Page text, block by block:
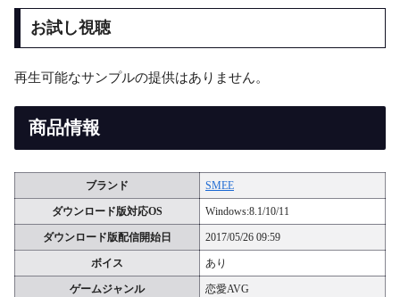
お試し視聴
再生可能なサンプルの提供はありません。
商品情報
ブランド SMEE
ダウンロード版対応OS Windows:8.1/10/11
ダウンロード版配信開始日 2017/05/26 09:59
ボイス あり
ゲームジャンル 恋愛AVG